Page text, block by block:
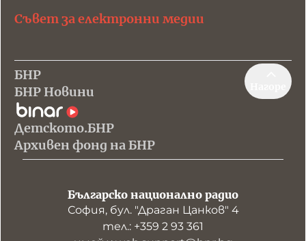
Съвет за електронни медии
БНР
БНР Новини
Детското.БНР
Архивен фонд на БНР
Българско национално радио
София, бул. "Драган Цанков" 4
тел.: +359 2 93 361